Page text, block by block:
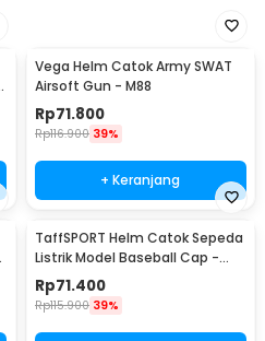
Vega Helm Catok Army SWAT
Airsoft Gun - M88
Rp71.800
Rp116.900 39%
+ Keranjang
TaffSPORT Helm Catok Sepeda
Listrik Model Baseball Cap -
U25
Rp71.400
Rp115.900 39%